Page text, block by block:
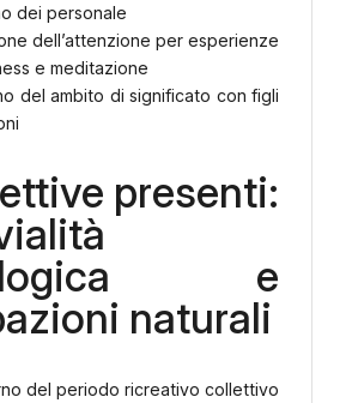
dei personale
dell’attenzione per esperienze
e meditazione
del ambito di significato con figli
presenti:
e
naturali
del periodo ricreativo collettivo